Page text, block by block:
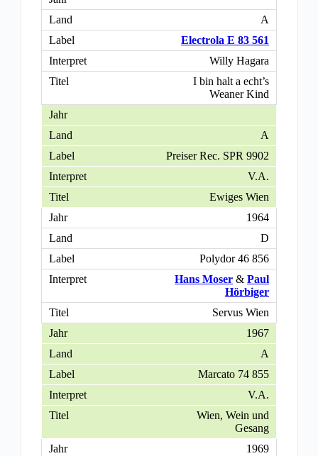
A
Electrola E 83 561
Willy Hagara
I bin halt a echt’s
Weaner Kind
A
Preiser Rec. SPR 9902
V.A.
Ewiges Wien
1964
D
Polydor 46 856
Hans Moser & Paul
Hörbiger
Servus Wien
1967
A
Marcato 74 855
V.A.
Wien, Wein und
Gesang
1969